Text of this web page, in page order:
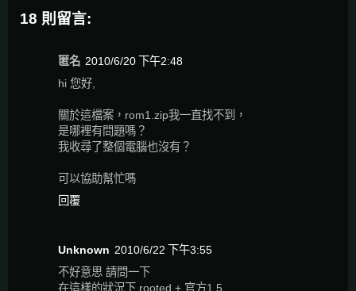
18 則留言:
匿名 2010/6/20 下午2:48
hi 您好,
關於這檔案，rom1.zip我一直找不到，
是哪裡有問題嗎？
我收尋了整個電腦也沒有？
可以協助幫忙嗎
回覆
Unknown 2010/6/22 下午3:55
不好意思 請問一下
在這樣的狀況下 rooted + 官方1.5